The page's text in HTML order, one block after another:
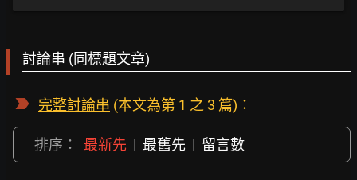
討論串 (同標題文章)
完整討論串 (本文為第 1 之 3 篇)：
排序： 最新先 | 最舊先 | 留言數